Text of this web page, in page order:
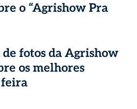
o “Agrishow Pra
fotos da Agrishow
os melhores
feira